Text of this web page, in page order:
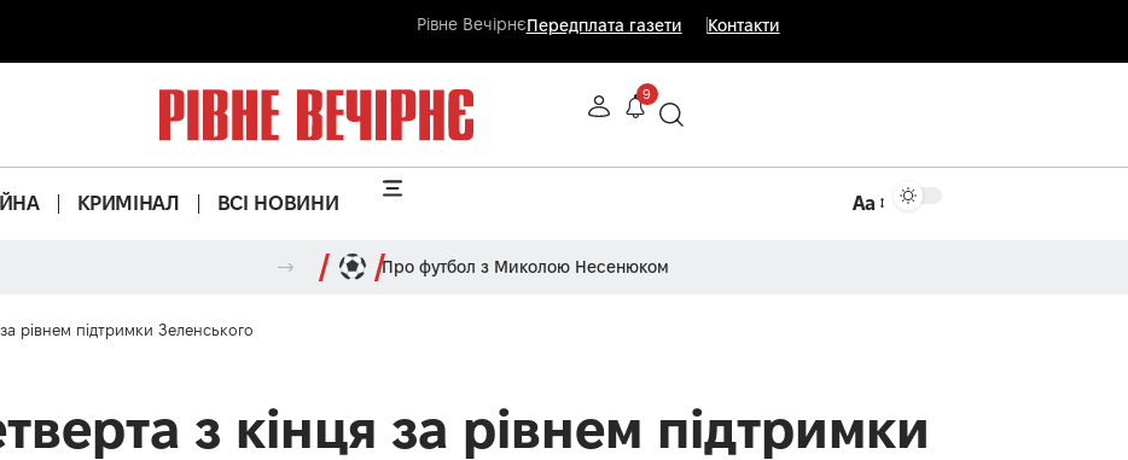
Рівне ВечірнєПередплата газети Контакти
9
КРИМІНАЛ ВСІ НОВИНИ Аа
Про футбол з Миколою Несенюком
рівнем підтримки Зеленського
з кінця за рівнем підтримки